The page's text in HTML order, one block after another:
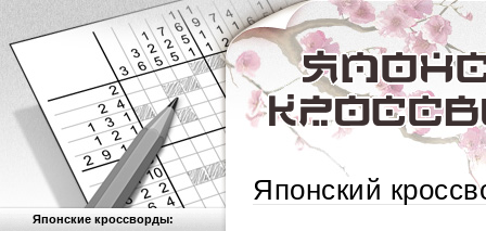
Японские кроссворды:
Японский